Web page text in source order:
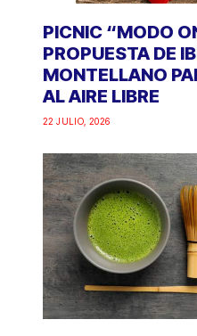
PICNIC “MODO
PROPUESTA DE
MONTELLANO
AL AIRE LIBRE
22 JULIO, 2026